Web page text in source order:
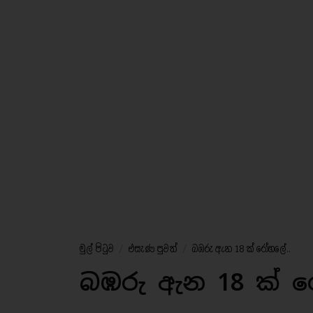
මුල් පිටුව එසැණ පුවත් බඹරු ඇන 18 ක් රෝහලේ..
බඹරු ඇන 18 ක්